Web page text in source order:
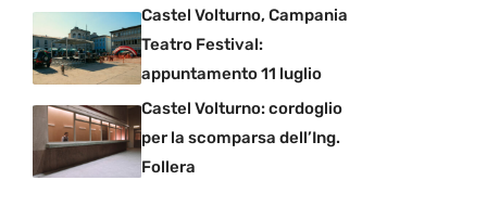
Castel Volturno, Campania
Teatro Festival:
appuntamento 11 luglio
Castel Volturno: cordoglio
per la scomparsa dell’Ing.
Follera